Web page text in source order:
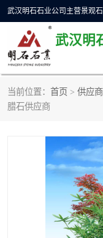
武汉明
当前位置： 首页 > 供应
腊石供应商
景观石
门牌石
黄蜡石
石雕狮子